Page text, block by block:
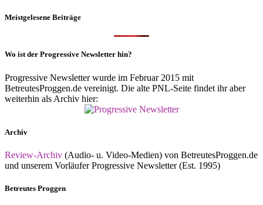
Meistgelesene Beiträge
Wo ist der Progressive Newsletter hin?
Progressive Newsletter wurde im Februar 2015 mit
BetreutesProggen.de vereinigt. Die alte PNL-Seite findet ihr aber
weiterhin als Archiv hier:
Archiv
Review-Archiv (Audio- u. Video-Medien) von BetreutesProggen.de
und unserem Vorläufer Progressive Newsletter (Est. 1995)
Betreutes Proggen